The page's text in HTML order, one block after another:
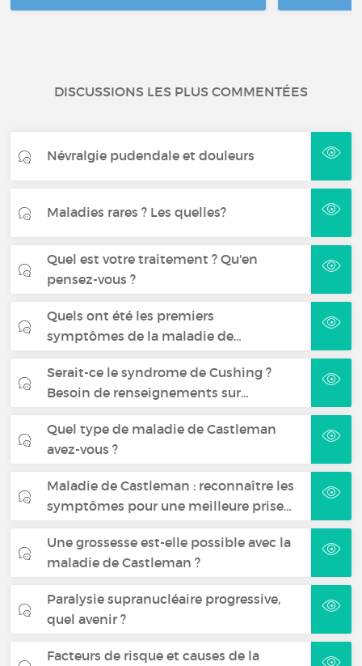
DISCUSSIONS LES PLUS COMMENTÉES
Névralgie pudendale et douleurs
Maladies rares ? Les quelles?
Quel est votre traitement ? Qu'en
pensez-vous ?
Quels ont été les premiers
symptômes de la maladie de…
Serait-ce le syndrome de Cushing ?
Besoin de renseignements sur…
Quel type de maladie de Castleman
avez-vous ?
Maladie de Castleman : reconnaître les
symptômes pour une meilleure prise…
Une grossesse est-elle possible avec la
maladie de Castleman ?
Paralysie supranucléaire progressive,
quel avenir ?
Facteurs de risque et causes de la